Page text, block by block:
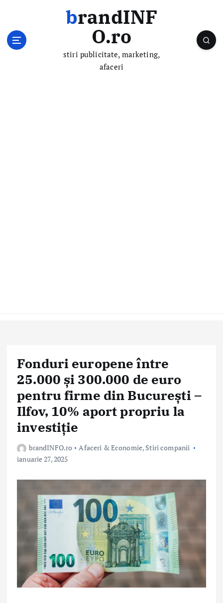
brandINF
O.ro
stiri publicitate, marketing,
afaceri
Fonduri europene între
25.000 și 300.000 de euro
pentru firme din București –
Ilfov, 10% aport propriu la
investiție
brandINFO.ro Afaceri & Economie, Stiri companii
ianuarie 27, 2025